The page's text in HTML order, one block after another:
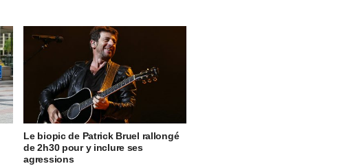
Le biopic de Patrick Bruel rallongé
de 2h30 pour y inclure ses
agressions